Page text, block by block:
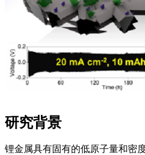
研究背景
锂金属具有固有的低原子量和密